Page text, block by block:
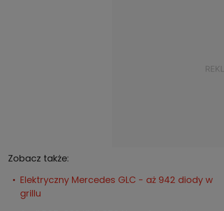
Zobacz także:
Elektryczny Mercedes GLC - aż 942 diody w
grillu